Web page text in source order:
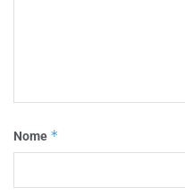
Nome *